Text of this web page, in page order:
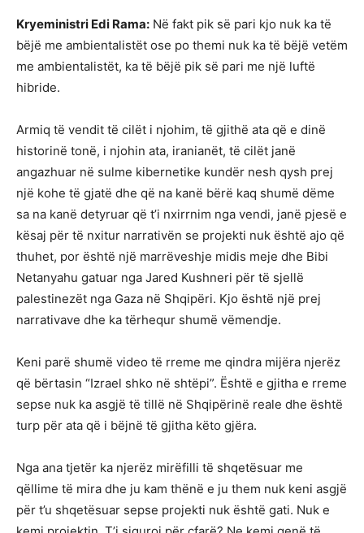
Kryeministri Edi Rama: Në fakt pik së pari kjo nuk ka të
bëjë me ambientalistët ose po themi nuk ka të bëjë vetëm
me ambientalistët, ka të bëjë pik së pari me një luftë
hibride.
Armiq të vendit të cilët i njohim, të gjithë ata që e dinë
historinë tonë, i njohin ata, iranianët, të cilët janë
angazhuar në sulme kibernetike kundër nesh qysh prej
një kohe të gjatë dhe që na kanë bërë kaq shumë dëme
sa na kanë detyruar që t’i nxirrnim nga vendi, janë pjesë e
kësaj për të nxitur narrativën se projekti nuk është ajo që
thuhet, por është një marrëveshje midis meje dhe Bibi
Netanyahu gatuar nga Jared Kushneri për të sjellë
palestinezët nga Gaza në Shqipëri. Kjo është një prej
narrativave dhe ka tërhequr shumë vëmendje.
Keni parë shumë video të rreme me qindra mijëra njerëz
që bërtasin “Izrael shko në shtëpi”. Është e gjitha e rreme
sepse nuk ka asgjë të tillë në Shqipërinë reale dhe është
turp për ata që i bëjnë të gjitha këto gjëra.
Nga ana tjetër ka njerëz mirëfilli të shqetësuar me
qëllime të mira dhe ju kam thënë e ju them nuk keni asgjë
për t’u shqetësuar sepse projekti nuk është gati. Nuk e